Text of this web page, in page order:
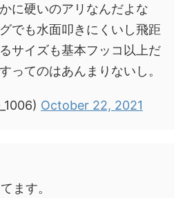
に硬いのアリなんだよな
でも水面叩きにくいし飛距
サイズも基本フッコ以上だ
ってのはあんまりないし。
October 22, 2021
ます。